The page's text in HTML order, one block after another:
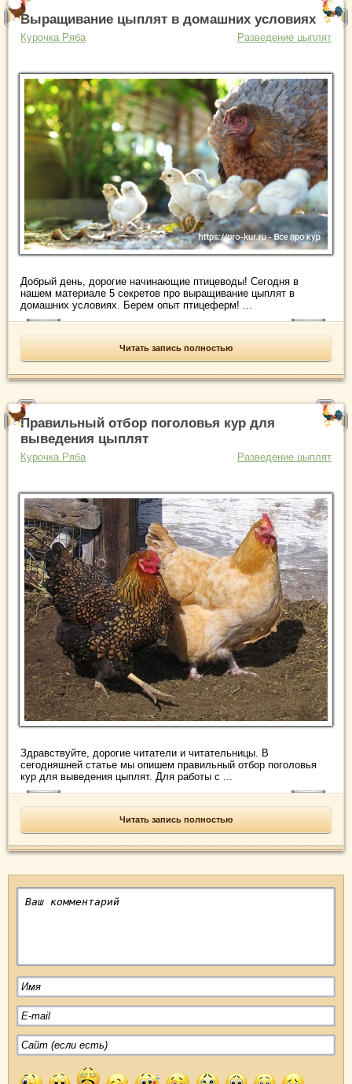
Выращивание цыплят в домашних условиях
Курочка Ряба Разведение цыплят
Добрый день, дорогие начинающие птицеводы! Сегодня в
нашем материале 5 секретов про выращивание цыплят в
домашних условиях. Берем опыт птицеферм! ...
Читать запись полностью
Правильный отбор поголовья кур для
выведения цыплят
Курочка Ряба Разведение цыплят
Здравствуйте, дорогие читатели и читательницы. В
сегодняшней статье мы опишем правильный отбор поголовья
кур для выведения цыплят. Для работы с ...
Читать запись полностью